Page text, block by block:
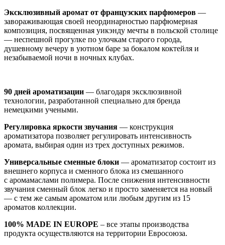
Эксклюзивный аромат от французских парфюмеров —
завораживающая своей неординарностью парфюмерная
композиция, посвященная уикэнду мечты в польской столице
— неспешной прогулке по улочкам старого города,
душевному вечеру в уютном баре за бокалом коктейля и
незабываемой ночи в ночных клубах.
90 дней ароматизации — благодаря эксклюзивной
технологии, разработанной специально для бренда
немецкими учеными.
Регулировка яркости звучания — конструкция
ароматизатора позволяет регулировать интенсивность
аромата, выбирая один из трех доступных режимов.
Универсальные сменные блоки — ароматизатор состоит из
внешнего корпуса и сменного блока из смешанного
с аромамаслами полимера. После снижения интенсивности
звучания сменный блок легко и просто заменяется на новый
— с тем же самым ароматом или любым другим из 15
ароматов коллекции.
100% MADE IN EUROPE – все этапы производства
продукта осуществляются на территории Евросоюза.